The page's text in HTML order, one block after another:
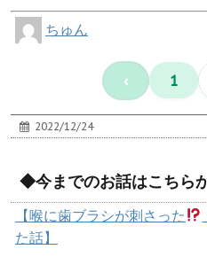
ちゅん
‹ 1
2022/12/24
◆今までのお話はこちら
【喉に歯ブラシが刺さった
た話】